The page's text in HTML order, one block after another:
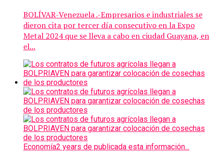
BOLÍVAR-Venezuela .-Empresarios e industriales se
dieron cita por tercer día consecutivo en la Expo
Metal 2024 que se lleva a cabo en ciudad Guayana, en
el...
Economía2 years de publicada esta información...